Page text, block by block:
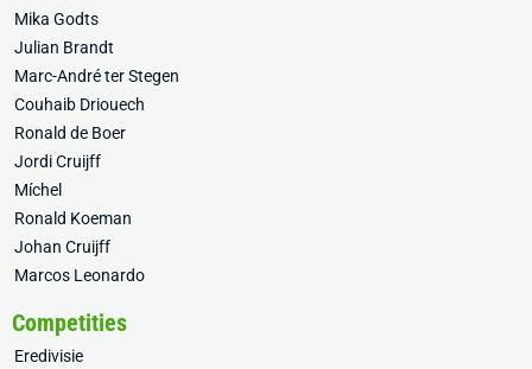
Mika Godts
Julian Brandt
Marc-André ter Stegen
Couhaib Driouech
Ronald de Boer
Jordi Cruijff
Míchel
Ronald Koeman
Johan Cruijff
Marcos Leonardo
Competities
Eredivisie